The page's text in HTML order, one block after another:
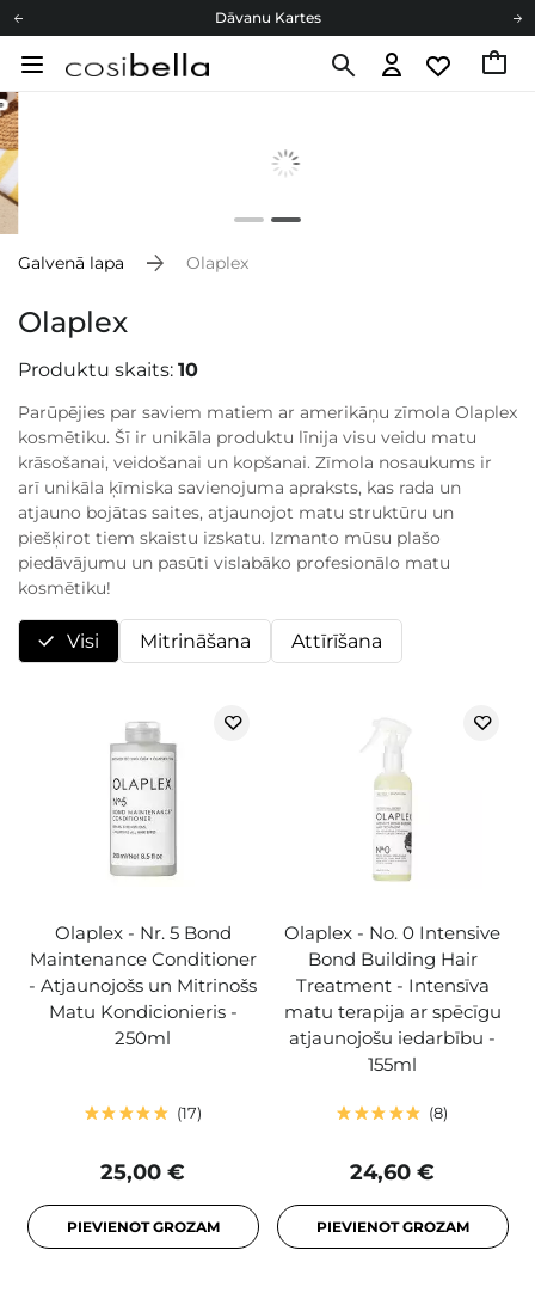
Dāvanu Kartes
Cosibella lojalitātes programma
Galvenā lapa Olaplex
Olaplex
Produktu skaits: 10
Parūpējies par saviem matiem ar amerikāņu zīmola Olaplex
kosmētiku. Šī ir unikāla produktu līnija visu veidu matu
krāsošanai, veidošanai un kopšanai. Zīmola nosaukums ir
arī unikāla ķīmiska savienojuma apraksts, kas rada un
atjauno bojātas saites, atjaunojot matu struktūru un
piešķirot tiem skaistu izskatu. Izmanto mūsu plašo
piedāvājumu un pasūti vislabāko profesionālo matu
kosmētiku!
Visi Mitrināšana Attīrīšana
Olaplex - Nr. 5 Bond
Maintenance Conditioner
- Atjaunojošs un Mitrinošs
Matu Kondicionieris -
250ml
17
25,00 €
PIEVIENOT GROZAM
Olaplex - No. 0 Intensive
Bond Building Hair
Treatment - Intensīva
matu terapija ar spēcīgu
atjaunojošu iedarbību -
155ml
8
24,60 €
PIEVIENOT GROZAM